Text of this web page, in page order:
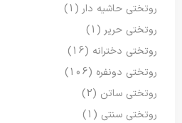
روتختی حاشیه دار (1)
روتختی حریر (1)
روتختی دخترانه (16)
روتختی دونفره (106)
روتختی ساتن (2)
روتختی سنتی (1)